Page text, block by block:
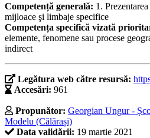
Competență generală: 1.
mijloace şi limbaje specifice
Competența specifică vizată
elemente, fenomene sau procese
indirect
Legătura web către resursă:
Accesări: 961
Propunător: Georgian Ungur -
Modelu (Călărași)
Data validării: 19 martie 2021